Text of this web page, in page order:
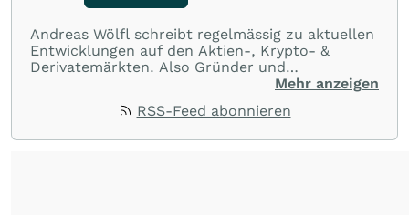
Andreas Wölfl schreibt regelmässig zu aktuellen
Entwicklungen auf den Aktien-, Krypto- &
Derivatemärkten. Also Gründer und
Geschäftsführer der iMaps ETI AG verfügtMehr anzeigen
RSS-Feed abonnieren